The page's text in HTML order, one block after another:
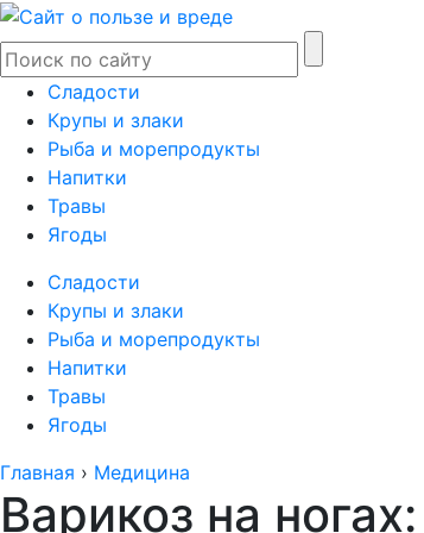
Сладости
Крупы и злаки
Рыба и морепродукты
Напитки
Травы
Ягоды
Сладости
Крупы и злаки
Рыба и морепродукты
Напитки
Травы
Ягоды
Главная › Медицина
Варикоз на